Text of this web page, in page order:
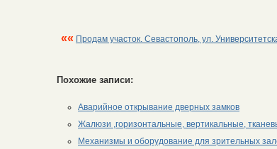
«« Продам участок. Севастополь, ул.
Похожие записи:
Аварийное открывание дверных замков
Жалюзи ,горизонтальные, вертикальные,
Механизмы и оборудование для зрительных